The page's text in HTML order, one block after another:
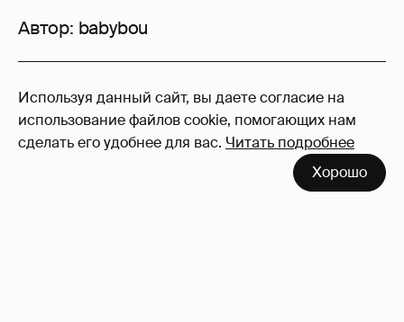
Используя данный сайт, вы даете согласие на
использование файлов cookie, помогающих нам
сделать его удобнее для вас. Читать подробнее
Хорошо
Автор: babybou
1
Войдите в аккаунт, чтобы читать и
оставлять комментарии